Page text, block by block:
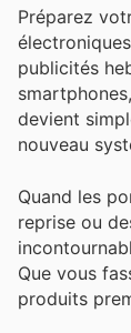
Préparez
publicités
devient
nouveau
Quand les
reprise ou
Que vous
produits